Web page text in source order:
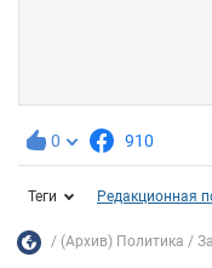
0 910
Теги Редакционная
(Архив) Политика